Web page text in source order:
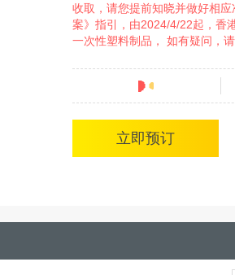
收取，请您提前知晓并做好相
案》指引，由2024/4/22起，香
一次性塑料制品， 如有疑问，
分
立即预订